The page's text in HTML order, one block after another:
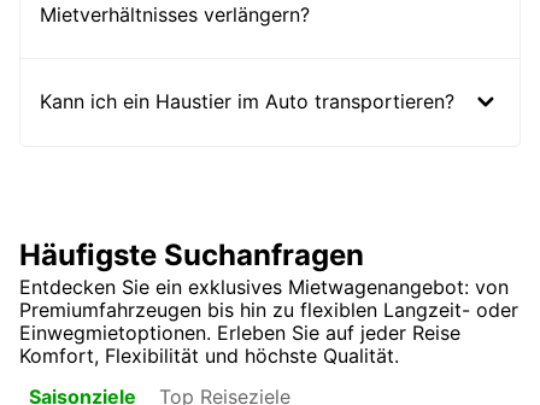
Mietverhältnisses verlängern?
Kann ich ein Haustier im Auto transportieren?
Häufigste Suchanfragen
Entdecken Sie ein exklusives Mietwagenangebot: von
Premiumfahrzeugen bis hin zu flexiblen Langzeit- oder
Einwegmietoptionen. Erleben Sie auf jeder Reise
Komfort, Flexibilität und höchste Qualität.
Saisonziele
Top Reiseziele